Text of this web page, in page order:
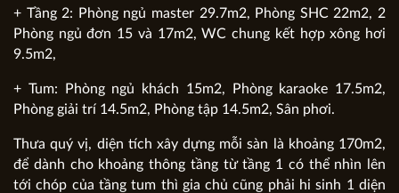
+ Tầng 2: Phòng ngủ master 29.7m2, Phòng SHC 22m2, 2
Phòng ngủ đơn 15 và 17m2, WC chung kết hợp xông hơi
9.5m2,
+ Tum: Phòng ngủ khách 15m2, Phòng karaoke 17.5m2,
Phòng giải trí 14.5m2, Phòng tập 14.5m2, Sân phơi.
Thưa quý vị, diện tích xây dựng mỗi sàn là khoảng 170m2,
để dành cho khoảng thông tầng từ tầng 1 có thể nhìn lên
tới chóp của tầng tum thì gia chủ cũng phải hi sinh 1 diện